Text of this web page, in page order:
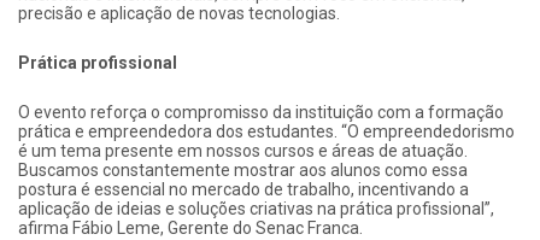
precisão e aplicação de novas tecnologias.
Prática profissional
O evento reforça o compromisso da instituição com a formação
prática e empreendedora dos estudantes. “O empreendedorismo
é um tema presente em nossos cursos e áreas de atuação.
Buscamos constantemente mostrar aos alunos como essa
postura é essencial no mercado de trabalho, incentivando a
aplicação de ideias e soluções criativas na prática profissional”,
afirma Fábio Leme, Gerente do Senac Franca.